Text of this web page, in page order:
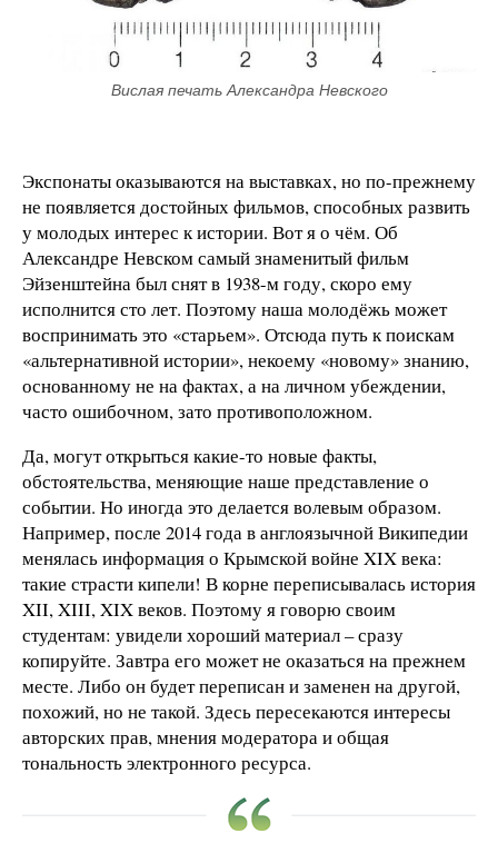
Вислая печать Александра Невского
Экспонаты оказываются на выставках, но по-прежнему
не появляется достойных фильмов, способных развить
у молодых интерес к истории. Вот я о чём. Об
Александре Невском самый знаменитый фильм
Эйзенштейна был снят в 1938-м году, скоро ему
исполнится сто лет. Поэтому наша молодёжь может
воспринимать это «старьем». Отсюда путь к поискам
«альтернативной истории», некоему «новому» знанию,
основанному не на фактах, а на личном убеждении,
часто ошибочном, зато противоположном.
Да, могут открыться какие-то новые факты,
обстоятельства, меняющие наше представление о
событии. Но иногда это делается волевым образом.
Например, после 2014 года в англоязычной Википедии
менялась информация о Крымской войне XIX века:
такие страсти кипели! В корне переписывалась история
XII, XIII, XIX веков. Поэтому я говорю своим
студентам: увидели хороший материал – сразу
копируйте. Завтра его может не оказаться на прежнем
месте. Либо он будет переписан и заменен на другой,
похожий, но не такой. Здесь пересекаются интересы
авторских прав, мнения модератора и общая
тональность электронного ресурса.